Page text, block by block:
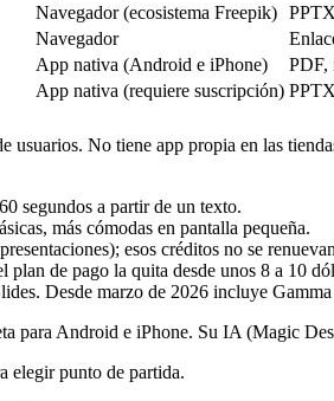
Navegador (ecosistema Freepik)
Navegador
App nativa (Android e iPhone) PDF,
App nativa (requiere suscripción)
usuarios. No tiene app propia en las
segundos a partir de un texto.
más cómodas en pantalla pequeña.
esos créditos no se
de pago la quita desde unos 8 a 10
Desde marzo de 2026 incluye
para Android e iPhone. Su IA (Magic
elegir punto de partida.